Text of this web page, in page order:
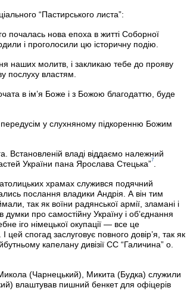
“Пастирського листа”:
почалась нова епоха в житті Соборної
і проголосили цю історичну подію.
наших молитв, і закликаю тебе до прояву
послуху властям.
в ім’я Боже і з Божою благодаттю, буде
у слухняному підкоренню Божим
Встановленій владі віддаємо належний
України пана Ярослава Стецька”7
храмах служився подячний
послання владики Андрія. А він тим
так як воїни радянської армії, зламані і
про самостійну Україну і об’єднання
іго німецької окупації — все це
цей спогад заслуговує повного довір’я, так як
капелану дивізії СС “Галичина” о.
(Чарнецький), Микита (Будка) служили
влаштував пишний бенкет для офіцерів